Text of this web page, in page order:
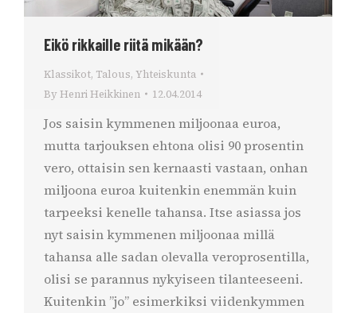
Eikö rikkaille riitä mikään?
Klassikot, Talous, Yhteiskunta
By Henri Heikkinen 12.04.2014
Jos saisin kymmenen miljoonaa euroa,
mutta tarjouksen ehtona olisi 90 prosentin
vero, ottaisin sen kernaasti vastaan, onhan
miljoona euroa kuitenkin enemmän kuin
tarpeeksi kenelle tahansa. Itse asiassa jos
nyt saisin kymmenen miljoonaa millä
tahansa alle sadan olevalla veroprosentilla,
olisi se parannus nykyiseen tilanteeseeni.
Kuitenkin ”jo” esimerkiksi viidenkymmen